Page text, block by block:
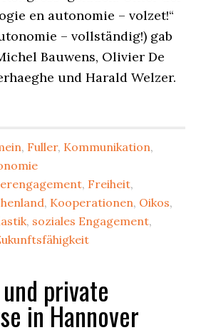
en autonomie – volzet!“
– vollständig!) gab
Bauwens, Olivier De
und Harald Welzer.
, Fuller, Kommunikation,
, Freiheit,
, Kooperationen, Oikos,
, soziales Engagement,
private
in Hannover